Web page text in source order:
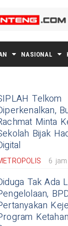
NASIONAL
Telkom
Minta
Bijak
6 jam
Tak Ada